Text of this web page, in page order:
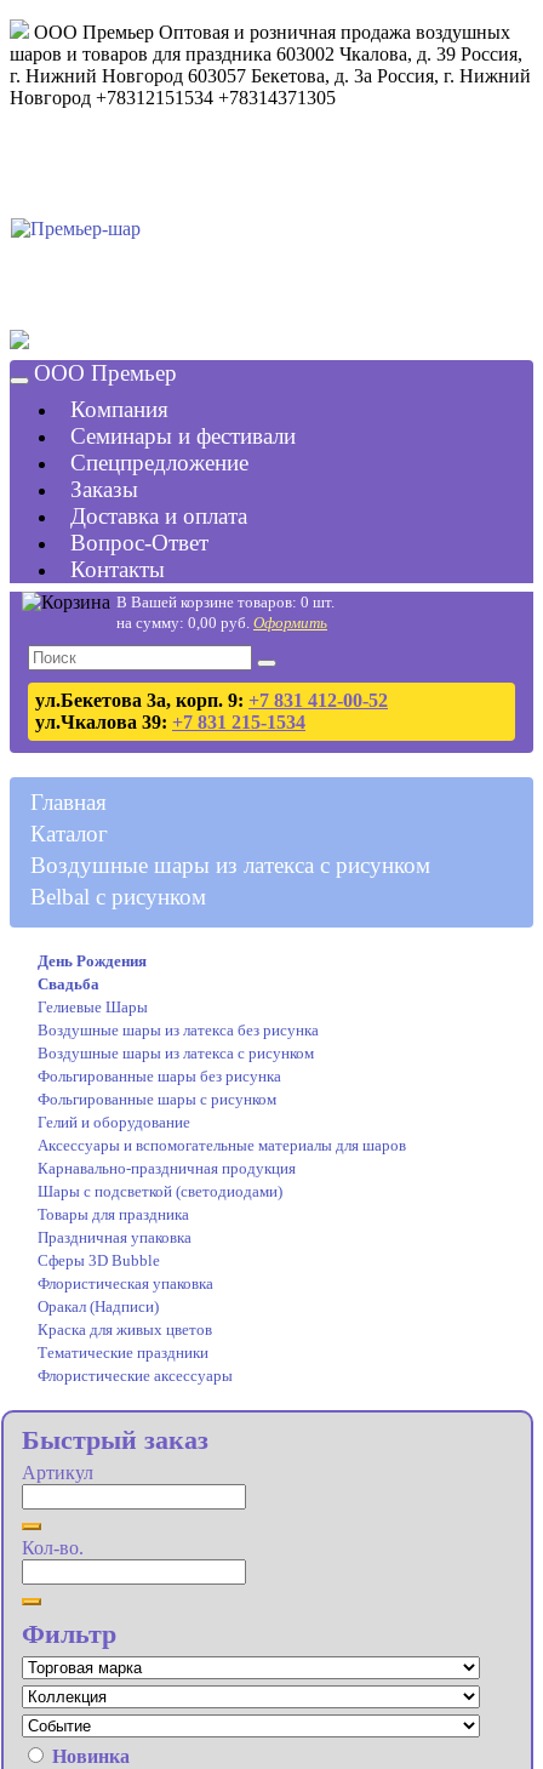
ООО Премьер Оптовая и розничная продажа воздушных
шаров и товаров для праздника 603002 Чкалова, д. 39 Россия,
г. Нижний Новгород 603057 Бекетова, д. 3а Россия, г. Нижний
Новгород +78312151534 +78314371305
ООО Премьер
Компания
Семинары и фестивали
Спецпредложение
Заказы
Доставка и оплата
Вопрос-Ответ
Контакты
В Вашей корзине товаров: 0 шт.
на сумму: 0,00 руб. Оформить
ул.Бекетова 3а, корп. 9: +7 831 412-00-52
ул.Чкалова 39: +7 831 215-1534
Главная
Каталог
Воздушные шары из латекса с рисунком
Belbal с рисунком
День Рождения
Свадьба
Гелиевые Шары
Воздушные шары из латекса без рисунка
Воздушные шары из латекса с рисунком
Фольгированные шары без рисунка
Фольгированные шары с рисунком
Гелий и оборудование
Аксессуары и вспомогательные материалы для шаров
Карнавально-праздничная продукция
Шары с подсветкой (светодиодами)
Товары для праздника
Праздничная упаковка
Сферы 3D Bubble
Флористическая упаковка
Оракал (Надписи)
Краска для живых цветов
Тематические праздники
Флористические аксессуары
Быстрый заказ
Артикул
Кол-во.
Фильтр
Новинка